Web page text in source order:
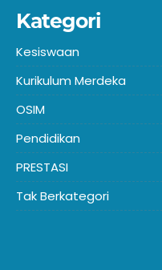
Kategori
Kesiswaan
Kurikulum Merdeka
OSIM
Pendidikan
PRESTASI
Tak Berkategori